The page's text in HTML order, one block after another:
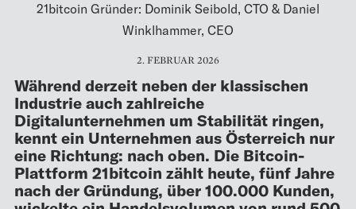
21bitcoin Gründer: Dominik Seibold, CTO & Daniel
Winklhammer, CEO
2. FEBRUAR 2026
Während derzeit neben der klassischen
Industrie auch zahlreiche
Digitalunternehmen um Stabilität ringen,
kennt ein Unternehmen aus Österreich nur
eine Richtung: nach oben. Die Bitcoin-
Plattform 21bitcoin zählt heute, fünf Jahre
nach der Gründung, über 100.000 Kunden,